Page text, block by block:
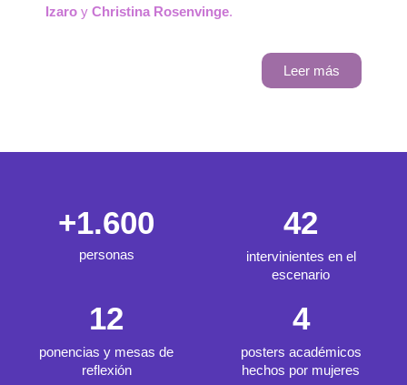
Izaro y Christina Rosenvinge.
Leer más
+1.600
personas
42
intervinientes en el
escenario
12
ponencias y mesas de
reflexión
4
posters académicos
hechos por mujeres